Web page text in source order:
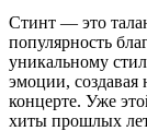
Стинт — это
популярность
уникальному
эмоции,
концерте. Уже
хиты прошлых